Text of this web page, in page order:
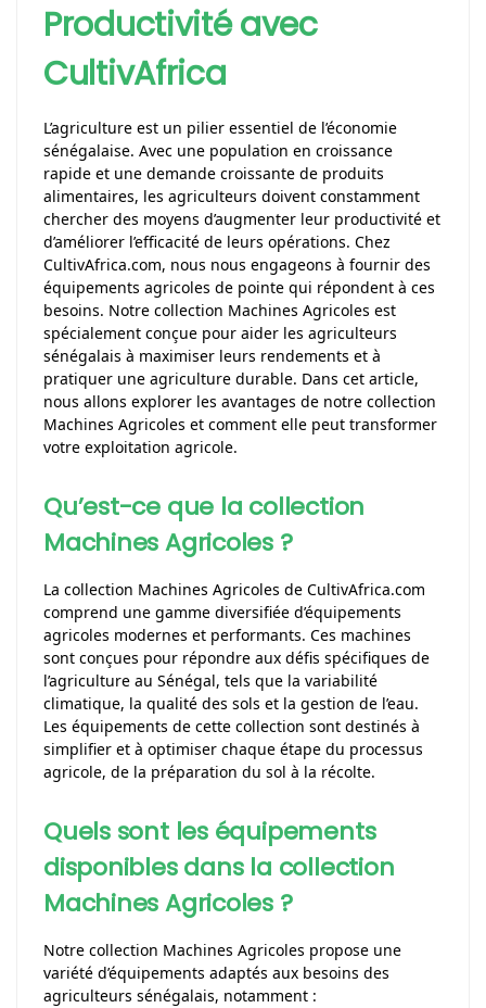
Productivité avec
CultivAfrica
L’agriculture est un pilier essentiel de l’économie
sénégalaise. Avec une population en croissance
rapide et une demande croissante de produits
alimentaires, les agriculteurs doivent constamment
chercher des moyens d’augmenter leur productivité et
d’améliorer l’efficacité de leurs opérations. Chez
CultivAfrica.com, nous nous engageons à fournir des
équipements agricoles de pointe qui répondent à ces
besoins. Notre collection Machines Agricoles est
spécialement conçue pour aider les agriculteurs
sénégalais à maximiser leurs rendements et à
pratiquer une agriculture durable. Dans cet article,
nous allons explorer les avantages de notre collection
Machines Agricoles et comment elle peut transformer
votre exploitation agricole.
Qu’est-ce que la collection
Machines Agricoles ?
La collection Machines Agricoles de CultivAfrica.com
comprend une gamme diversifiée d’équipements
agricoles modernes et performants. Ces machines
sont conçues pour répondre aux défis spécifiques de
l’agriculture au Sénégal, tels que la variabilité
climatique, la qualité des sols et la gestion de l’eau.
Les équipements de cette collection sont destinés à
simplifier et à optimiser chaque étape du processus
agricole, de la préparation du sol à la récolte.
Quels sont les équipements
disponibles dans la collection
Machines Agricoles ?
Notre collection Machines Agricoles propose une
variété d’équipements adaptés aux besoins des
agriculteurs sénégalais, notamment :